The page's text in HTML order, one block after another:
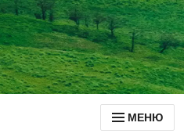
МЕНЮ